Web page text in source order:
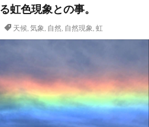
虹色現象との事。
天候, 気象, 自然, 自然現象, 虹